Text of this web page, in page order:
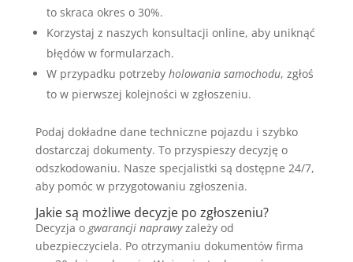
to skraca okres o 30%.
Korzystaj z naszych konsultacji online, aby uniknąć
błędów w formularzach.
W przypadku potrzeby holowania samochodu, zgłoś
to w pierwszej kolejności w zgłoszeniu.
Podaj dokładne dane techniczne pojazdu i szybko
dostarczaj dokumenty. To przyspieszy decyzję o
odszkodowaniu. Nasze specjalistki są dostępne 24/7,
aby pomóc w przygotowaniu zgłoszenia.
Jakie są możliwe decyzje po zgłoszeniu?
Decyzja o gwarancji naprawyzależy od
ubezpieczyciela. Po otrzymaniu dokumentów firma